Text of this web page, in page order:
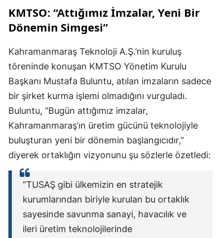
KMTSO: “Attığımız İmzalar, Yeni Bir
Dönemin Simgesi”
Kahramanmaraş Teknoloji A.Ş.’nin kuruluş
töreninde konuşan KMTSO Yönetim Kurulu
Başkanı Mustafa Buluntu, atılan imzaların sadece
bir şirket kurma işlemi olmadığını vurguladı.
Buluntu, “Bugün attığımız imzalar,
Kahramanmaraş’ın üretim gücünü teknolojiyle
buluşturan yeni bir dönemin başlangıcıdır,”
diyerek ortaklığın vizyonunu şu sözlerle özetledi:
“TUSAŞ gibi ülkemizin en stratejik
kurumlarından biriyle kurulan bu ortaklık
sayesinde savunma sanayi, havacılık ve
ileri üretim teknolojilerinde